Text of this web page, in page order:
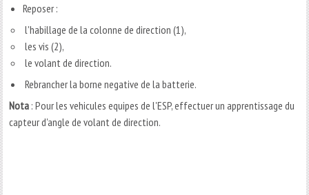
Reposer :
l'habillage de la colonne de direction (1),
les vis (2),
le volant de direction.
Rebrancher la borne negative de la batterie.
Nota : Pour les vehicules equipes de l'ESP, effectuer un apprentissage du
capteur d'angle de volant de direction.